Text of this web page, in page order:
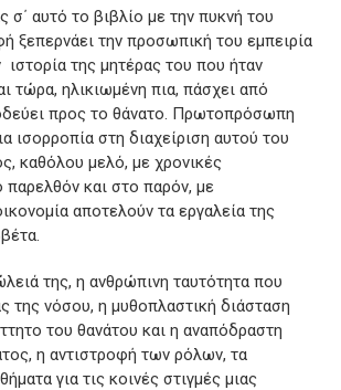
σ΄ αυτό το βιβλίο με την πυκνή του
ξεπερνάει την προσωπική του εμπειρία
ιστορία της μητέρας του που ήταν
τώρα, ηλικιωμένη πια, πάσχει από
προς το θάνατο. Πρωτοπρόσωπη
ισορροπία στη διαχείριση αυτού του
καθόλου μελό, με χρονικές
παρελθόν και στο παρόν, με
αποτελούν τα εργαλεία της
της, η ανθρώπινη ταυτότητα που
της νόσου, η μυθοπλαστική διάσταση
του θανάτου και η αναπόδραστη
η αντιστροφή των ρόλων, τα
για τις κοινές στιγμές μιας